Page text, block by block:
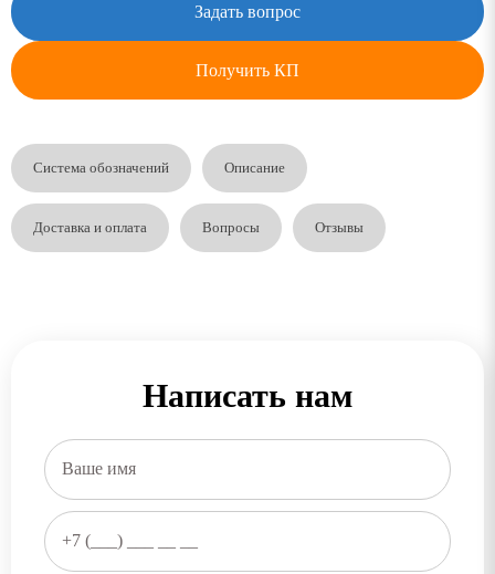
Задать вопрос
Получить КП
Система обозначений Описание
Доставка и оплата Вопросы Отзывы
Написать нам